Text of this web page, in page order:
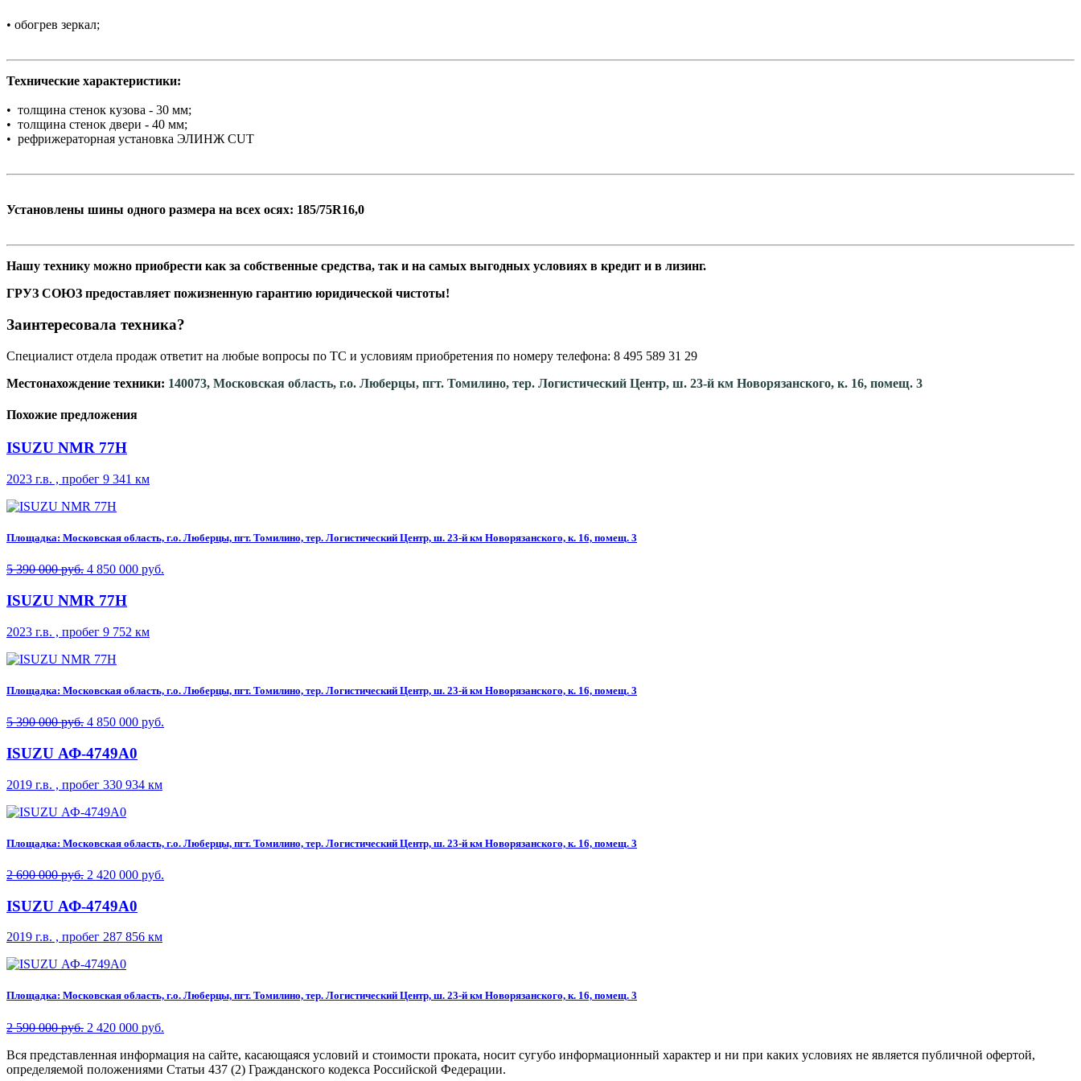
• обогрев зеркал;
Технические характеристики:
• толщина стенок кузова - 30 мм;
• толщина стенок двери - 40 мм;
• рефрижераторная установка ЭЛИНЖ CUT
Установлены шины одного размера на всех осях: 185/75R16,0
Нашу технику можно приобрести как за собственные средства, так и на самых выгодных условиях в кредит и в лизинг.
ГРУЗ СОЮЗ предоставляет пожизненную гарантию юридической чистоты!
Заинтересовала техника?
Специалист отдела продаж ответит на любые вопросы по ТС и условиям приобретения по номеру телефона: 8 495 589 31 29
Местонахождение техники: 140073, Московская область, г.о. Люберцы, пгт. Томилино, тер. Логистический Центр, ш. 23-й км Новорязанского, к. 16, помещ. 3
Похожие предложения
ISUZU NMR 77H
2023 г.в. , пробег 9 341 км
Площадка: Московская область, г.о. Люберцы, пгт. Томилино, тер. Логистический Центр, ш. 23-й км Новорязанского, к. 16, помещ. 3
5 390 000 руб. 4 850 000 руб.
ISUZU NMR 77H
2023 г.в. , пробег 9 752 км
Площадка: Московская область, г.о. Люберцы, пгт. Томилино, тер. Логистический Центр, ш. 23-й км Новорязанского, к. 16, помещ. 3
5 390 000 руб. 4 850 000 руб.
ISUZU АФ-4749A0
2019 г.в. , пробег 330 934 км
Площадка: Московская область, г.о. Люберцы, пгт. Томилино, тер. Логистический Центр, ш. 23-й км Новорязанского, к. 16, помещ. 3
2 690 000 руб. 2 420 000 руб.
ISUZU АФ-4749A0
2019 г.в. , пробег 287 856 км
Площадка: Московская область, г.о. Люберцы, пгт. Томилино, тер. Логистический Центр, ш. 23-й км Новорязанского, к. 16, помещ. 3
2 590 000 руб. 2 420 000 руб.
Вся представленная информация на сайте, касающаяся условий и стоимости проката, носит сугубо информационный характер и ни при каких условиях не является публичной офертой,
определяемой положениями Статьи 437 (2) Гражданского кодекса Российской Федерации.